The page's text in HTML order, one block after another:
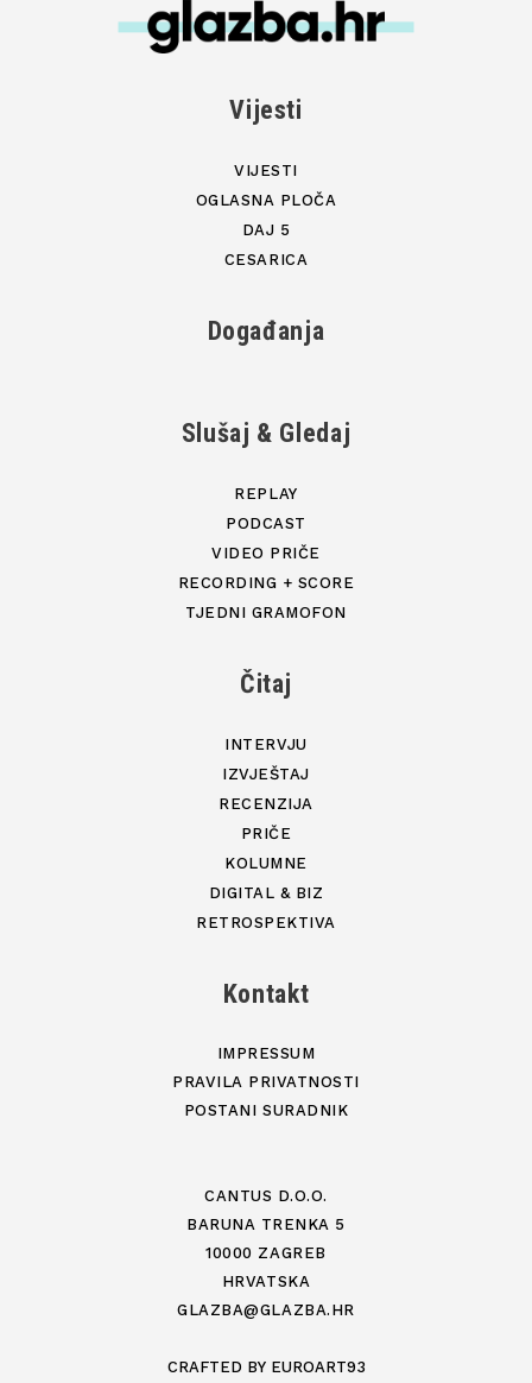
Vijesti
VIJESTI
OGLASNA PLOČA
DAJ 5
CESARICA
Događanja
Slušaj & Gledaj
REPLAY
PODCAST
VIDEO PRIČE
RECORDING + SCORE
TJEDNI GRAMOFON
Čitaj
INTERVJU
IZVJEŠTAJ
RECENZIJA
PRIČE
KOLUMNE
DIGITAL & BIZ
RETROSPEKTIVA
Kontakt
IMPRESSUM
PRAVILA PRIVATNOSTI
POSTANI SURADNIK
CANTUS D.O.O.
BARUNA TRENKA 5
10000 ZAGREB
HRVATSKA
GLAZBA@GLAZBA.HR
CRAFTED BY EUROART93